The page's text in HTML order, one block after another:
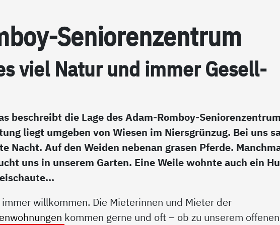
Se­nio­ren­zen­trum
viel Na­tur und im­mer Ge­sell­
beschreibt die Lage des Adam-Romboy-
liegt umgeben von Wiesen im Niersgrünzug. Bei uns
Nacht. Auf den Weiden nebenan grasen Pferde.
uns in unserem Garten. Eine Weile wohnte auch ein
willkommen. Die Mieterinnen und Mieter der
kommen gerne und oft – ob zu unserem offenen